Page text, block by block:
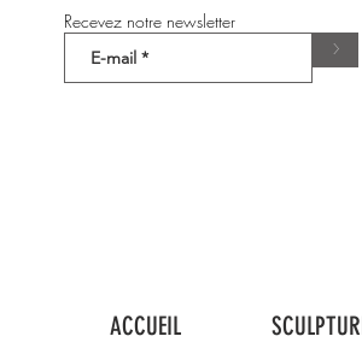
Recevez notre newsletter
>
ACCUEIL